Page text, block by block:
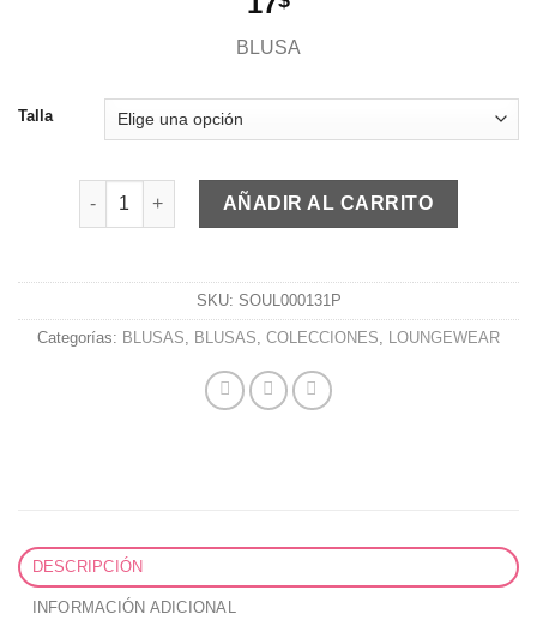
BLUSA
Talla
BLUSA LINI BLANCA cantidad
AÑADIR AL CARRITO
SKU: SOUL000131P
Categorías: BLUSAS BLUSAS COLECCIONES LOUNGEWEAR
DESCRIPCIÓN
INFORMACIÓN ADICIONAL